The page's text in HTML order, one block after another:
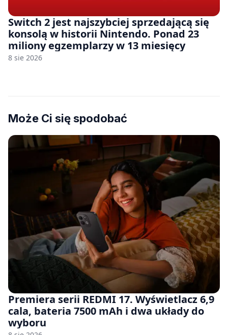
Switch 2 jest najszybciej sprzedającą się
konsolą w historii Nintendo. Ponad 23
miliony egzemplarzy w 13 miesięcy
8 sie 2026
Może Ci się spodobać
Premiera serii REDMI 17. Wyświetlacz 6,9
cala, bateria 7500 mAh i dwa układy do
wyboru